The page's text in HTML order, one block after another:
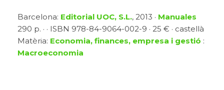
Barcelona: Editorial UOC, S.L., 2013 · Manuales
290 p. · · ISBN 978-84-9064-002-9 · 25 € · castellà
Matèria: Economia, finances, empresa i gestió :
Macroeconomia